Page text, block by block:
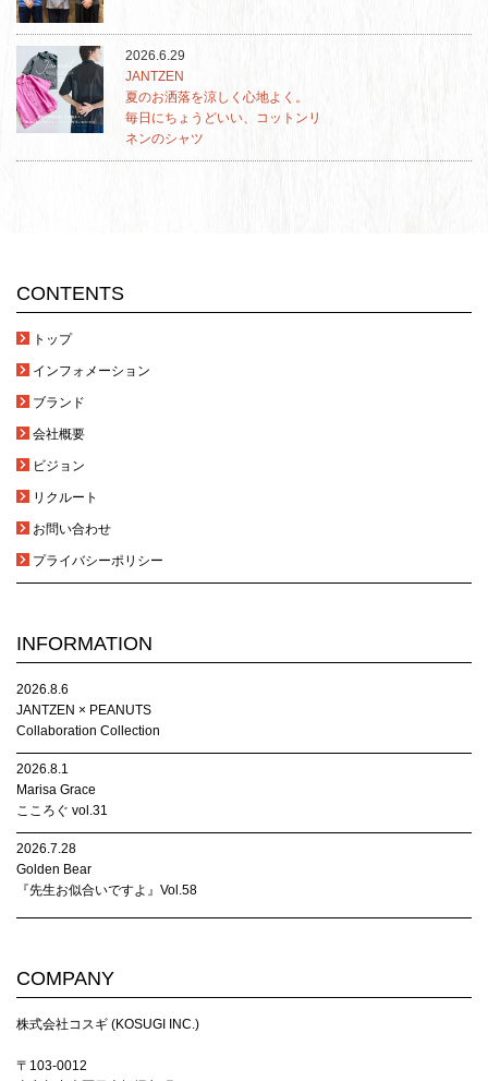
2026.6.29
JANTZEN
夏のお洒落を涼しく心地よく。
毎日にちょうどいい、コットンリ
ネンのシャツ
CONTENTS
トップ
インフォメーション
ブランド
会社概要
ビジョン
リクルート
お問い合わせ
プライバシーポリシー
INFORMATION
2026.8.6
JANTZEN × PEANUTS
Collaboration Collection
2026.8.1
Marisa Grace
こころぐ vol.31
2026.7.28
Golden Bear
『先生お似合いですよ』Vol.58
COMPANY
株式会社コスギ (KOSUGI INC.)
〒103-0012